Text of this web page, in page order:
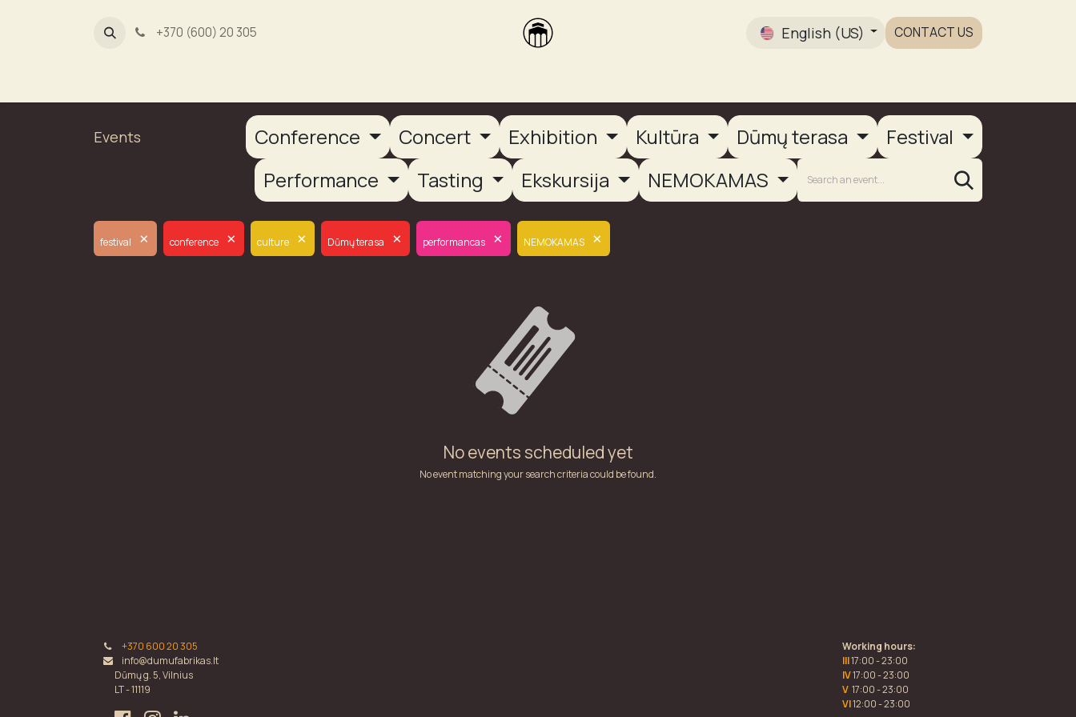
+370 (600) 20 305 English (US) CONTACT US
Events Conference Concert Exhibition Kultūra Dūmų terasa
Festival
Performance
Tasting Ekskursija NEMOKAMAS
festival × conference × culture × Dūmų terasa × performancas × NEMOKAMAS ×
No events scheduled yet
No event matching your search criteria could be found.
+370 600 20 305
info@dumufabrikas.lt
Dūmų g. 5, Vilnius
LT - 11119
Working hours:
III17:00 - 23:00
IV17:00 - 23:00
V 17:00 - 23:00
VI12:00 - 23:00